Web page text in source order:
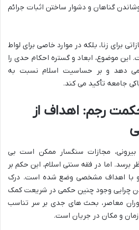
گناهان و دشوار ساختن اثبات جرائم
برای زنا، بلکه در موارد خاصی برای لواط
این موضوع، ابعاد و گستره احکام حدی را
دهد و بر حساسیت اسلام نسبت به
جامعه تأکید می کند.
رجم: اهداف از
بیرونی، مجازات سنگسار ممکن است بی
برسد. اما در فقه سنتی اسلام، این حکم بر
با اهداف مشخصی وضع شده است. درک
چرایی وجود چنین حکمی در شریعت کمک
معاصر، بحث های جدی بر سر تناسب
و مکان در جریان است.